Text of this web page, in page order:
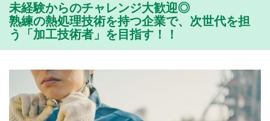
未経験からのチャレンジ大歓迎◎
熟練の熱処理技術を持つ企業で、次世代を担
う「加工技術者」を目指す！！